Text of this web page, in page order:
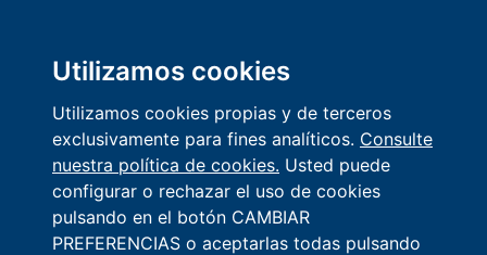
Utilizamos cookies
Utilizamos cookies propias y de terceros
exclusivamente para fines analíticos. Consulte
nuestra política de cookies. Usted puede
configurar o rechazar el uso de cookies
pulsando en el botón CAMBIAR
PREFERENCIAS o aceptarlas todas pulsando